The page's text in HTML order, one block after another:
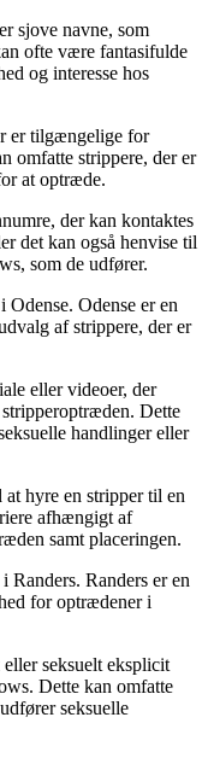
sjove navne, som
ofte være fantasifulde
og interesse hos
er tilgængelige for
omfatte strippere, der er
at optræde.
der kan kontaktes
det kan også henvise til
som de udfører.
Odense. Odense er en
af strippere, der er
eller videoer, der
Dette
handlinger eller
hyre en stripper til en
afhængigt af
samt placeringen.
Randers. Randers er en
for optrædener i
seksuelt eksplicit
Dette kan omfatte
seksuelle